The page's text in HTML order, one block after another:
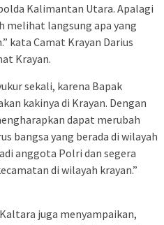
Kalimantan Utara. Apalagi
melihat langsung apa yang
kata Camat Krayan Darius
Krayan.
sekali, karena Bapak
kakinya di Krayan. Dengan
dapat merubah
bangsa yang berada di wilayah
anggota Polri dan segera
di wilayah krayan.”
juga menyampaikan,